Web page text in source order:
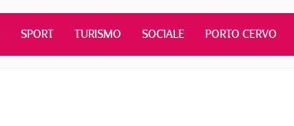
SPORT TURISMO SOCIALE PORTO CERVO